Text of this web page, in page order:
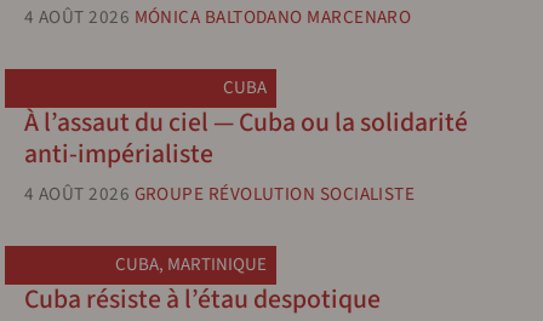
4 AOÛT 2026 MÓNICA BALTODANO MARCENARO
CUBA
À l’assaut du ciel — Cuba ou la solidarité
anti-impérialiste
4 AOÛT 2026 GROUPE RÉVOLUTION SOCIALISTE
CUBA, MARTINIQUE
Cuba résiste à l’étau despotique